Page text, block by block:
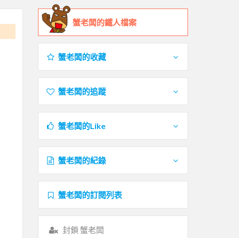
蟹老闆的鐵人檔案
蟹老闆的收藏
蟹老闆的追蹤
蟹老闆的Like
蟹老闆的紀錄
蟹老闆的訂閱列表
封鎖 蟹老闆